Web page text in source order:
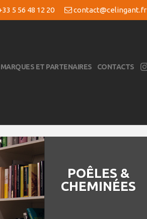
5 56 48 12 20 contact@celingant.fr
MARQUES ET PARTENAIRES CONTACTS
POÊLES &
CHEMINÉES